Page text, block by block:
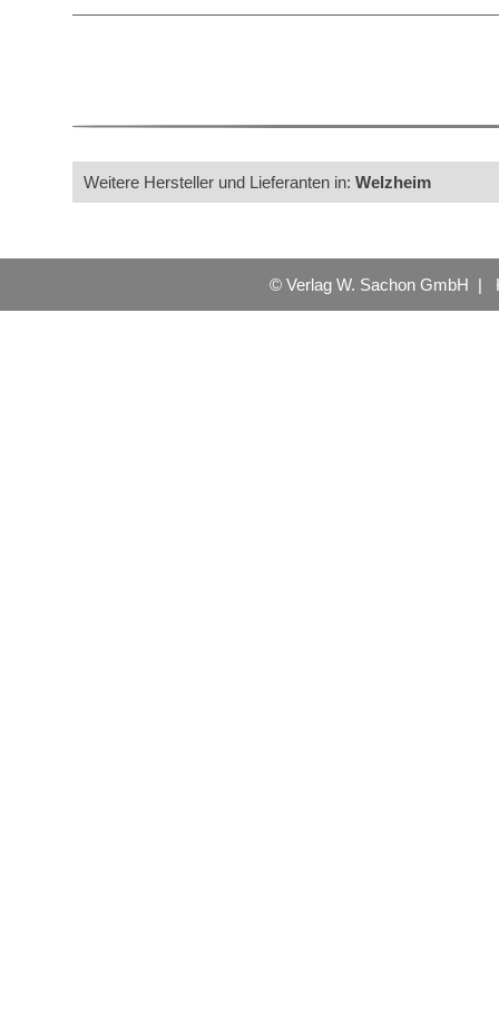
Weitere Hersteller und Lieferanten in: Welzheim
© Verlag W. Sachon GmbH |